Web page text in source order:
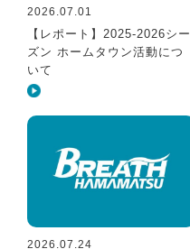
2026.07.01
【レポート】2025-2026シー
ズン ホームタウン活動につ
いて
2026.07.24